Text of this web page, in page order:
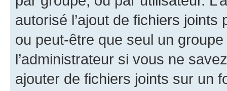
autorisé l’ajout de fichiers
ou peut-être que seul un
l’administrateur si vous ne
ajouter de fichiers joints sur un